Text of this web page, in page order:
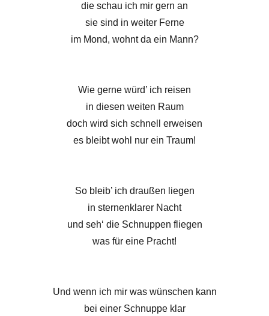
die schau ich mir gern an
sie sind in weiter Ferne
im Mond, wohnt da ein Mann?
Wie gerne würd’ ich reisen
in diesen weiten Raum
doch wird sich schnell erweisen
es bleibt wohl nur ein Traum!
So bleib’ ich draußen liegen
in sternenklarer Nacht
und seh‘ die Schnuppen fliegen
was für eine Pracht!
Und wenn ich mir was wünschen kann
bei einer Schnuppe klar